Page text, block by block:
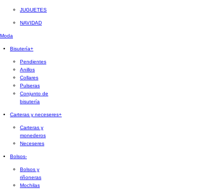
JUGUETES
NAVIDAD
Moda
Bisutería+
Pendientes
Anillos
Collares
Pulseras
Conjunto de
bisutería
Carteras y neceseres+
Carteras y
monederos
Neceseres
Bolsos-
Bolsos y
riñoneras
Mochilas